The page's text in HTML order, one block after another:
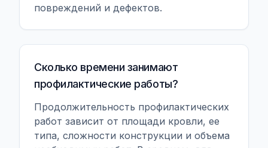
повреждений и дефектов.
Сколько времени занимают
профилактические работы?
Продолжительность профилактических
работ зависит от площади кровли, ее
типа, сложности конструкции и объема